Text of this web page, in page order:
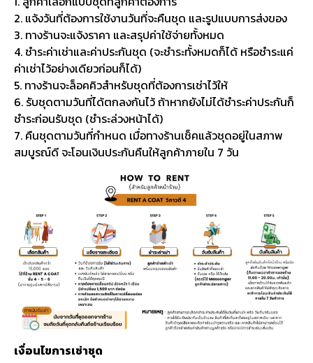
2. แจ้งวันที่ต้องการใช้งานวันที่จะคืนชุด และรูปแบบการส่งของ
3. ทางร้านจะแจ้งราคา และสรุปค่าใช้จ่ายทั้งหมด
4. ชำระค่าเช่าและค่าประกันชุด (จะชำระทั้งหมดก็ได้ หรือชำระแค่
ค่าเช่าไว้อย่างเดียวก่อนก็ได้)
5. ทางร้านจะล็อคคิวสำหรับชุดที่ต้องการเช่าไว้ให้
6. รับชุดตามวันที่ได้ตกลงกันไว้ ถ้าหากยังไม่ได้ชำระค่าประกันก็
ชำระก่อนรับชุด (ชำระล่วงหน้าได้)
7. คืนชุดตามวันที่กำหนด เมื่อทางร้านเช็คแล้วชุดอยู่ในสภาพ
สมบูรณ์ดี จะโอนเงินประกันคืนให้ลูกค้าภายใน 7 วัน
เงื่อนไขการเช่าชุด